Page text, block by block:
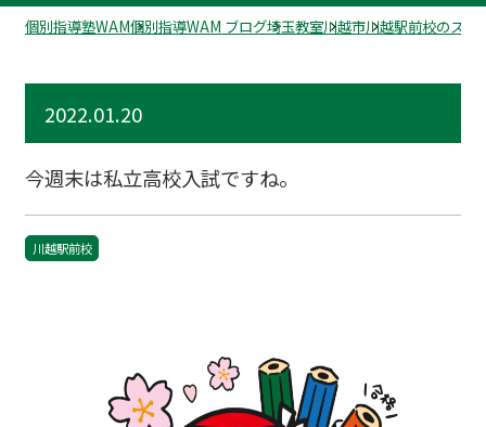
個別指導塾WAM個別指導WAM ブログ埼玉教室川越市川越駅前校のスタ
2022.01.20
今週末は私立高校入試ですね。
川越駅前校